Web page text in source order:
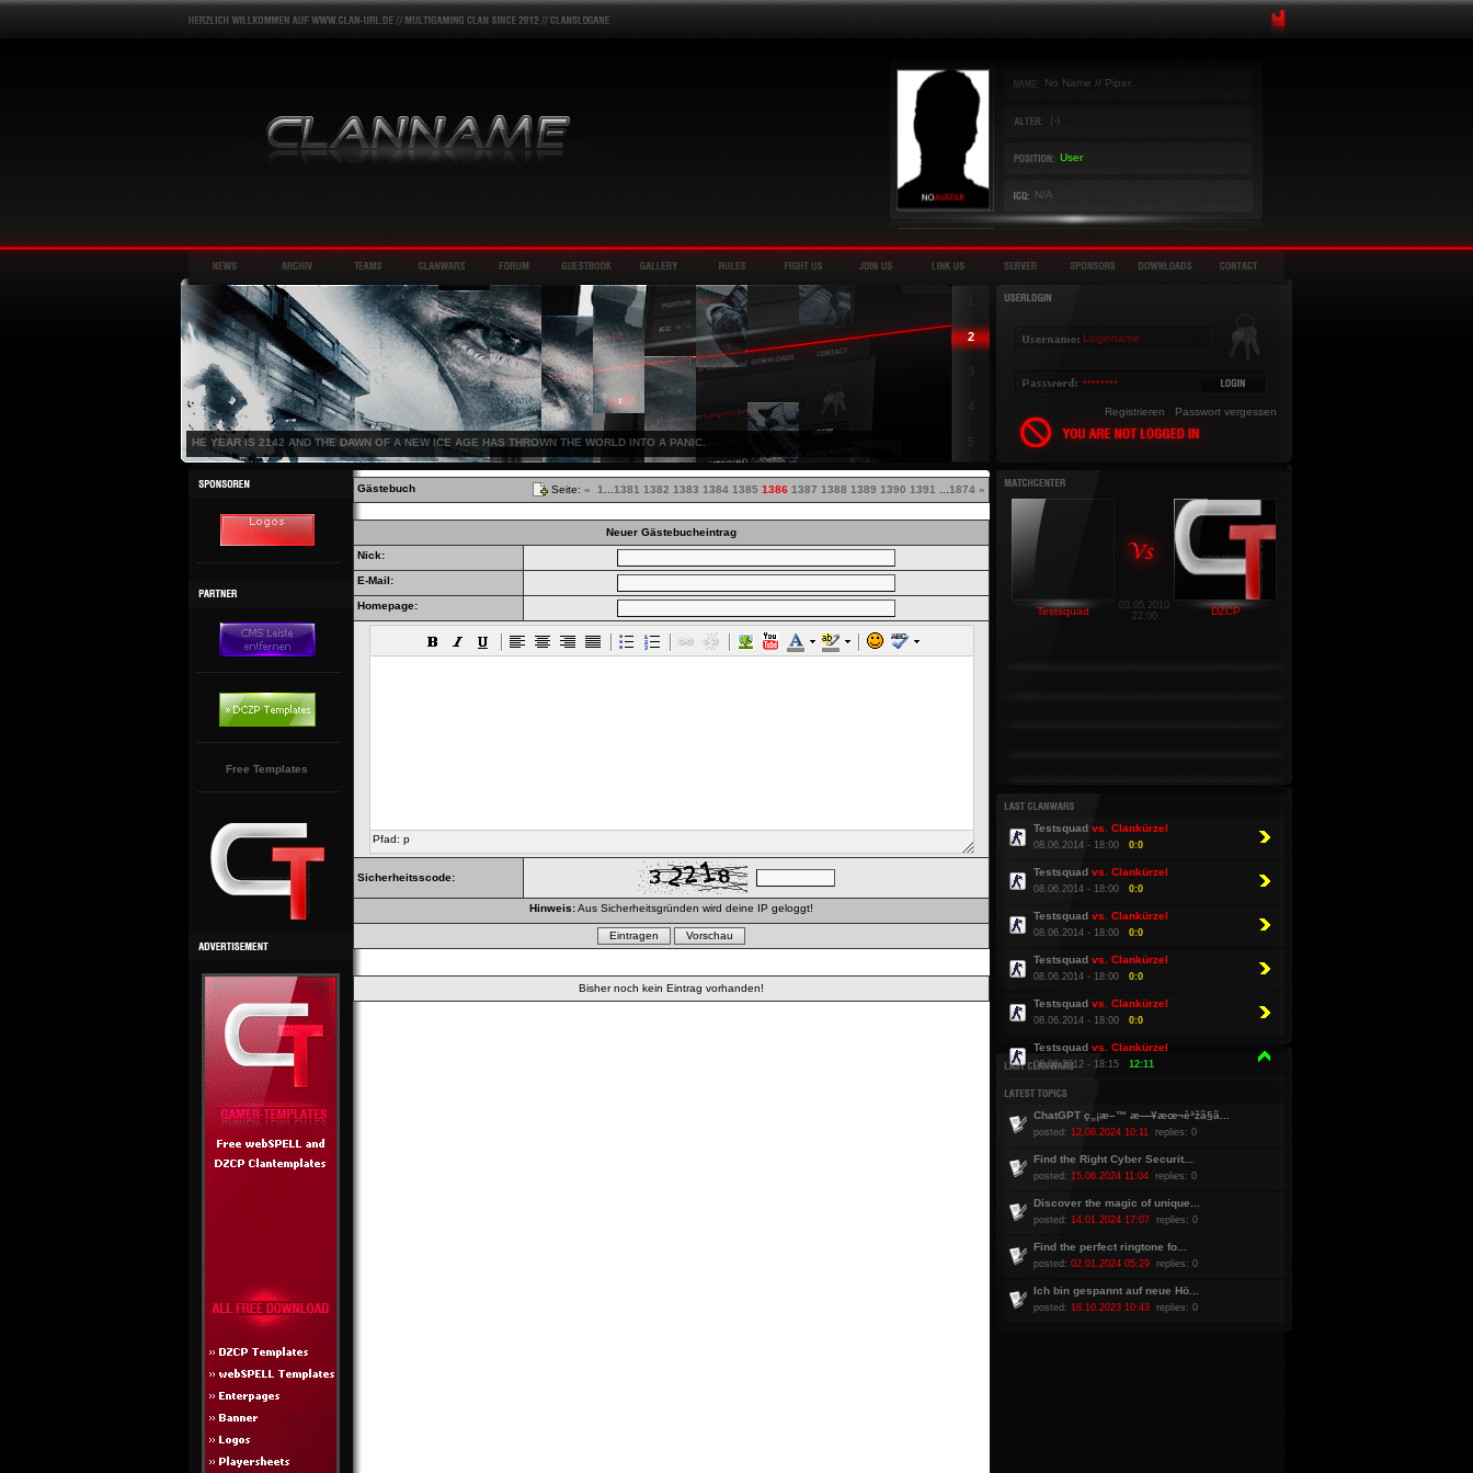
No Name // Piper..
(-)
User
N/A
HE YEAR IS 2142 AND THE DAWN OF A NEW ICE AGE HAS THROWN THE WORLD INTO A PANIC.
2
3
4 Registrieren Passwort vergessen
Free Templates
Gästebuch Seite: « 1 1381 1382 1383 1384 1385 1386 1387 1388 1389 1390 1391 1874 »
Neuer Gästebucheintrag
Nick:
E-Mail:
Homepage:
Pfad: p
Sicherheitsscode:
Hinweis:Aus Sicherheitsgründen wird deine IP geloggt!
Bisher noch kein Eintrag vorhanden!
Testsquad
03.05.2010
22:00
DZCP
Testsquad vs. Clankürzel
08.06.2014 - 18:00 0:0
Testsquad vs. Clankürzel
08.06.2014 - 18:00 0:0
Testsquad vs. Clankürzel
08.06.2014 - 18:00 0:0
Testsquad vs. Clankürzel
08.06.2014 - 18:00 0:0
Testsquad vs. Clankürzel
08.06.2014 - 18:00 0:0
Testsquad vs. Clankürzel
08.06.2012 - 18:15 12:11
ChatGPT ç„¡æ–™ æ—¥æœ¬èªžã§ã...
posted: 12.08.2024 10:11 replies: 0
Find the Right Cyber Securit...
posted: 15.06.2024 11:04 replies: 0
Discover the magic of unique...
posted: 14.01.2024 17:07 replies: 0
Find the perfect ringtone fo...
posted: 02.01.2024 05:29 replies: 0
Ich bin gespannt auf neue Hö...
posted: 18.10.2023 10:43 replies: 0